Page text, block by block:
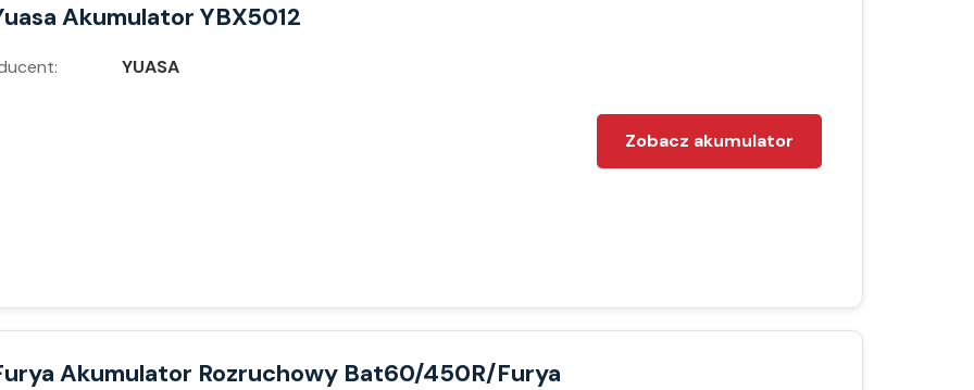
Akumulator YBX5012
YUASA
Zobacz akumulator
Akumulator Rozruchowy Bat60/450R/Furya